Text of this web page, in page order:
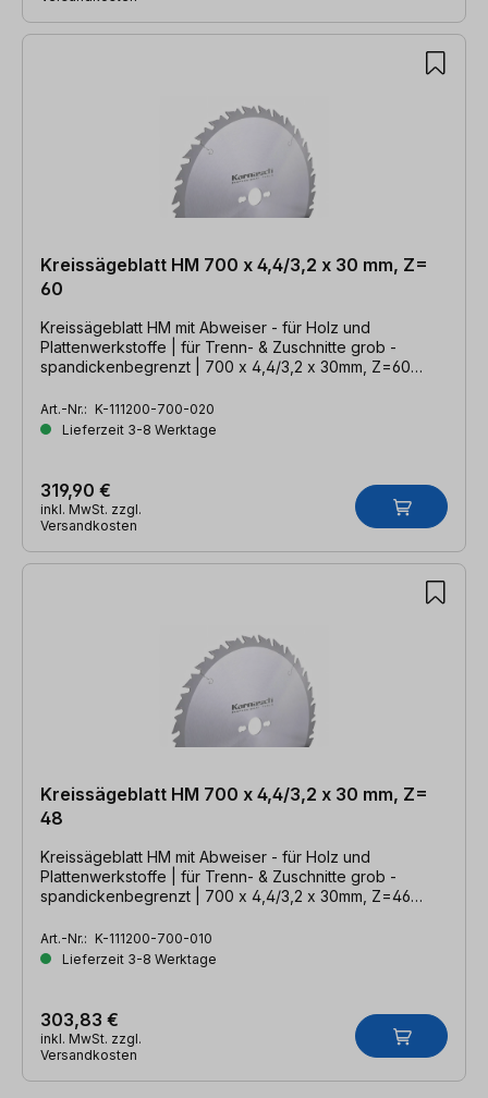
Kreissägeblatt HM 700 x 4,4/3,2 x 30 mm, Z=
60
Kreissägeblatt HM mit Abweiser - für Holz und
Plattenwerkstoffe | für Trenn- & Zuschnitte grob -
spandickenbegrenzt | 700 x 4,4/3,2 x 30mm, Z=60
Art.-Nr.: K-111200-700-020
Lieferzeit 3-8 Werktage
319,90 €
inkl. MwSt. zzgl.
Versandkosten
Kreissägeblatt HM 700 x 4,4/3,2 x 30 mm, Z=
48
Kreissägeblatt HM mit Abweiser - für Holz und
Plattenwerkstoffe | für Trenn- & Zuschnitte grob -
spandickenbegrenzt | 700 x 4,4/3,2 x 30mm, Z=46
Art.-Nr.: K-111200-700-010
Lieferzeit 3-8 Werktage
303,83 €
inkl. MwSt. zzgl.
Versandkosten